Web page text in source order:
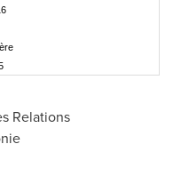
Relations